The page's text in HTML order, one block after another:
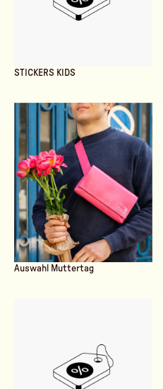
STICKERS KIDS
Auswahl Muttertag